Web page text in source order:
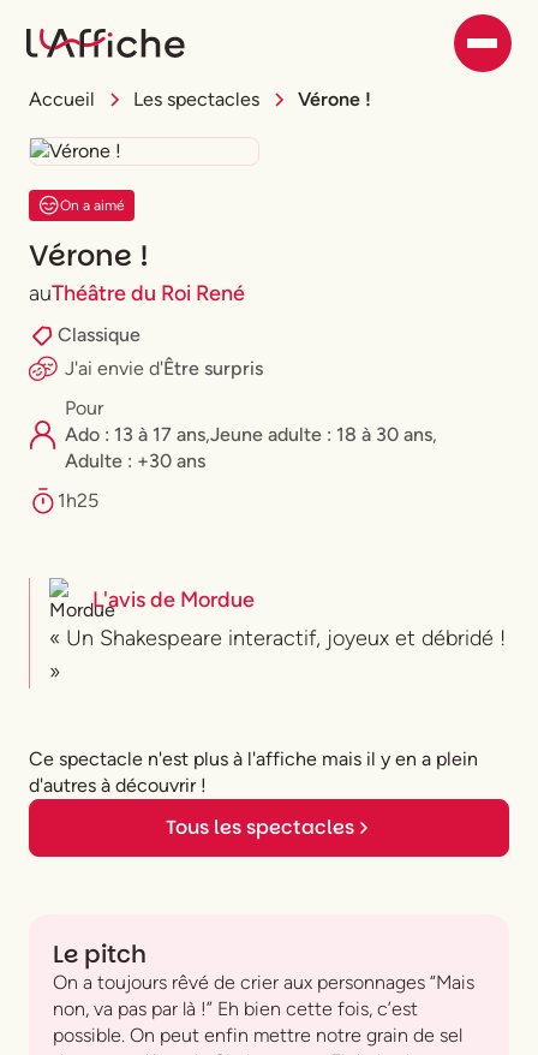
Accueil Les spectacles Vérone !
On a aimé
Vérone !
auThéâtre du Roi René
Classique
J'ai envie d'Être surpris
Pour
Ado : 13 à 17 ans,⁠Jeune adulte : 18 à 30 ans,
Adulte : +30 ans
1h25
L'avis de Mordue
« Un Shakespeare interactif, joyeux et débridé !
»
Ce spectacle n'est plus à l'affiche mais il y en a plein
d'autres à découvrir !
Tous les spectacles
Le pitch
On a toujours rêvé de crier aux personnages “Mais
non, va pas par là !” Eh bien cette fois, c’est
possible. On peut enfin mettre notre grain de sel